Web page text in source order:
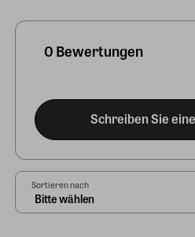
0 Bewertungen
Schreiben Sie
Sortieren nach